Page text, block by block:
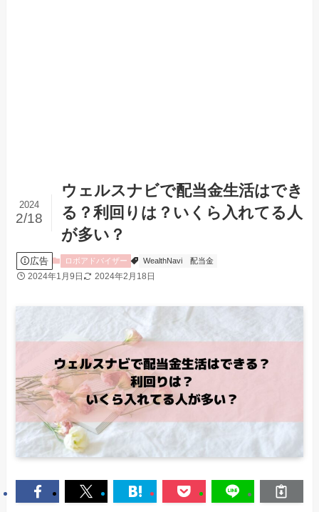
ウェルスナビで配当金生活はでき
る？利回りは？いくら入れてる人
が多い？
2024
2/18
広告 ロボアドバイザー WealthNavi 配当金
2024年1月9日 2024年2月18日